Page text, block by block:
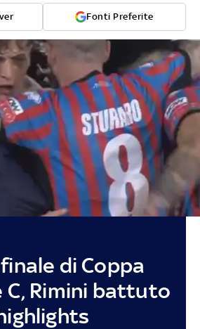
Fonti Preferite
di Coppa
C, Rimini battuto